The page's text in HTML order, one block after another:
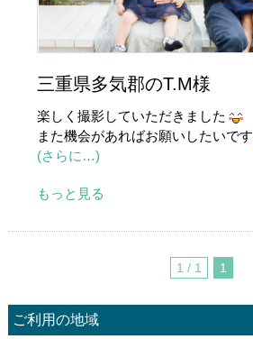
三重県多気郡のT.M様
楽しく撮影していただきました
また機会があればお願いしたいです
(さらに…)
もっと見る
1 / 1 1
ご利用の地域